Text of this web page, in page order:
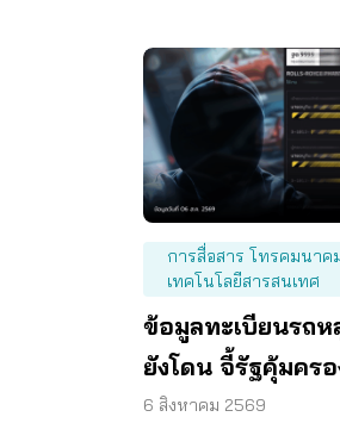
การสื่อสาร โทรคมนาค
เทคโนโลยีสารสนเทศ
ข้อมูลทะเบียนรถห
ยังโดน จี้รัฐคุ้มคร
ส่วนบุคคล
6 สิงหาคม 2569